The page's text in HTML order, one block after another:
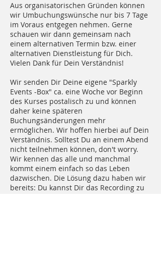
Aus organisatorischen Gründen können
wir Umbuchungswünsche nur bis 7 Tage
im Voraus entgegen nehmen. Gerne
schauen wir dann gemeinsam nach
einem alternativen Termin bzw. einer
alternativen Dienstleistung für Dich.
Vielen Dank für Dein Verständnis!
Wir senden Dir Deine eigene "Sparkly
Events -Box" ca. eine Woche vor Beginn
des Kurses postalisch zu und können
daher keine späteren
Buchungsänderungen mehr
ermöglichen. Wir hoffen hierbei auf Dein
Verständnis. Solltest Du an einem Abend
nicht teilnehmen können, don't worry.
Wir kennen das alle und manchmal
kommt einem einfach so das Leben
dazwischen. Die Lösung dazu haben wir
bereits: Du kannst Dir das Recording zu